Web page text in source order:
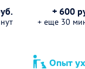
+ 600
+ еще 30
Опыт